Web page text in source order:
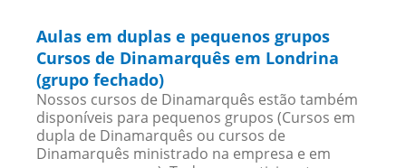
Aulas em duplas e pequenos grupos
Cursos de Dinamarquês em Londrina
(grupo fechado)
Nossos cursos de Dinamarquês estão também
disponíveis para pequenos grupos (Cursos em
dupla de Dinamarquês ou cursos de
Dinamarquês ministrado na empresa e em